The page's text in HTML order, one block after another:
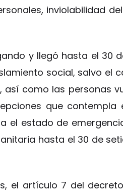
inviolabilidad
y llegó hasta el 30
social, salvo el
así como las personas
que contempla
el estado de
hasta el 30 de
el artículo 7 del